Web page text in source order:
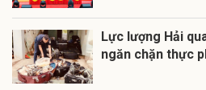
Lực lượng Hải
ngăn chặn thực